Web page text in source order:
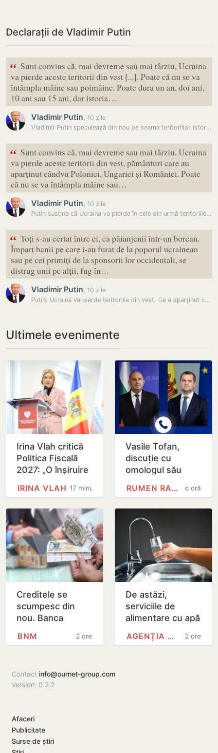
Declarații de Vladimir Putin
“ Sunt convins că, mai devreme sau mai târziu, Ucraina
va pierde aceste teritorii din vest [...]. Poate că nu se va
întâmpla mâine sau poimâine. Poate dura un an, doi ani,
10 ani sau 15 ani, dar istoria…
Vladimir Putin, 10 zile
Vladimir Putin speculează din nou pe seama teritoriilor istorice din…
“ Sunt convins că, mai devreme sau mai târziu, Ucraina
va pierde aceste teritorii din vest, pământuri care au
aparținut cândva Poloniei, Ungariei și României. Poate
că nu se va întâmpla mâine sau…
Vladimir Putin, 10 zile
Putin susține că Ucraina va pierde în cele din urmă teritoriile care…
“ Toți s-au certat între ei, ca păianjenii într-un borcan.
Împart banii pe care i-au furat de la poporul ucrainean
sau pe cei primiți de la sponsorii lor occidentali, se
distrug unii pe alții, fug în…
Vladimir Putin, 10 zile
Putin: Ucraina va pierde teritoriile din vest. Ce a aparținut cândva…
Ultimele evenimente
Irina Vlah critică
Politica Fiscală
2027: „O înșiruire
realizată pe
17 minute
IRINA VLAH
Vasile Tofan,
discuție cu
omologul său
europeană și
principalele…
o oră
RUMEN RADEV
Creditele se
scumpesc din
nou. Banca
Moldovei a
7,5 la…
2 ore
BNM
De astăzi,
serviciile de
alimentare cu apă
capitală sunt mai
2 ore
AGENȚIA NAȚIONALĂ PENTRU…
Contact info@ournet-group.com
Version: 0.2.2
Afaceri
Publicitate
Surse de știri